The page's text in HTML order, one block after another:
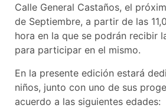
Calle General Castaños, el
de Septiembre, a partir de las
hora en la que se podrán recibir
para participar en el mismo.
En la presente edición estará
niños, junto con uno de sus
acuerdo a las siguientes edades: